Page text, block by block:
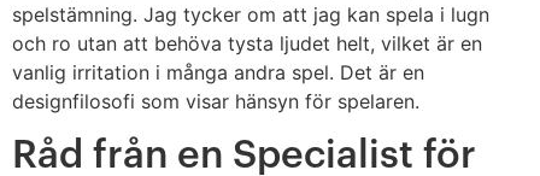
spelstämning. Jag tycker om att jag kan spela i lugn
och ro utan att behöva tysta ljudet helt, vilket är en
vanlig irritation i många andra spel. Det är en
designfilosofi som visar hänsyn för spelaren.
Råd från en Specialist för